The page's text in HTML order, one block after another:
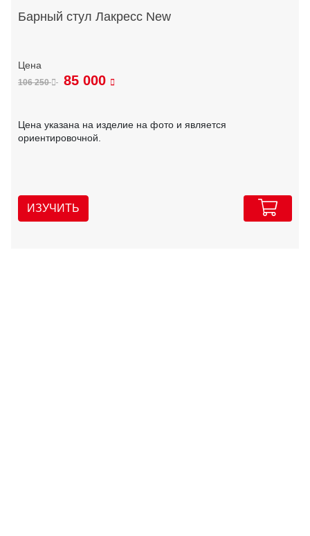
Барный стул Лакресс New
106 250 85 000
Цена указана на изделие на фото и является
ориентировочной.
ИЗУЧИТЬ